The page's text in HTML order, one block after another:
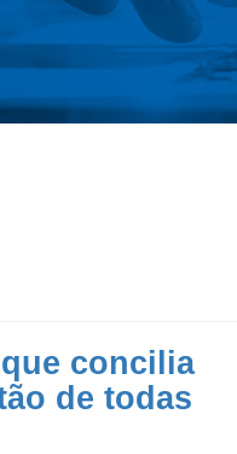
concilia
de todas